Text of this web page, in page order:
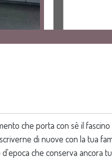
che porta con sè il
di nuove con la tua
che conserva ancora